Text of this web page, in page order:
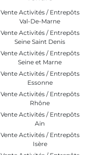
Vente Activités / Entrepôts
Val-De-Marne
Vente Activités / Entrepôts
Seine Saint Denis
Vente Activités / Entrepôts
Seine et Marne
Vente Activités / Entrepôts
Essonne
Vente Activités / Entrepôts
Rhône
Vente Activités / Entrepôts
Ain
Vente Activités / Entrepôts
Isère